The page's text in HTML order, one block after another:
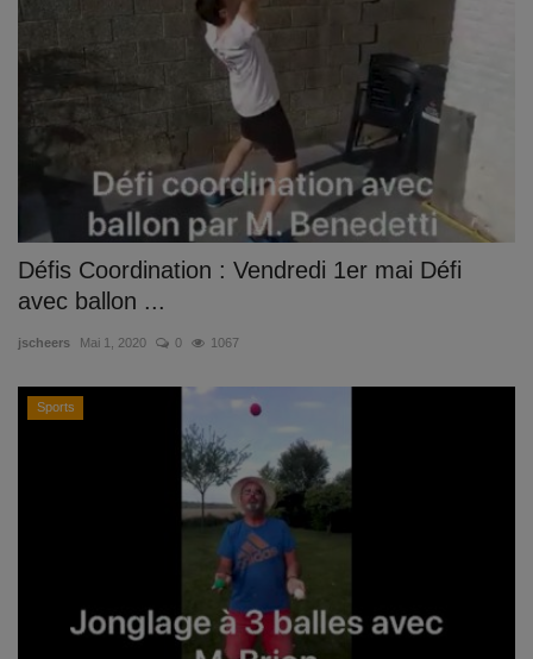
Documents
Services
Contacts
Défis Coordination : Vendredi 1er mai Défi
avec ballon ...
jscheers Mai 1, 2020 0 1067
Sports